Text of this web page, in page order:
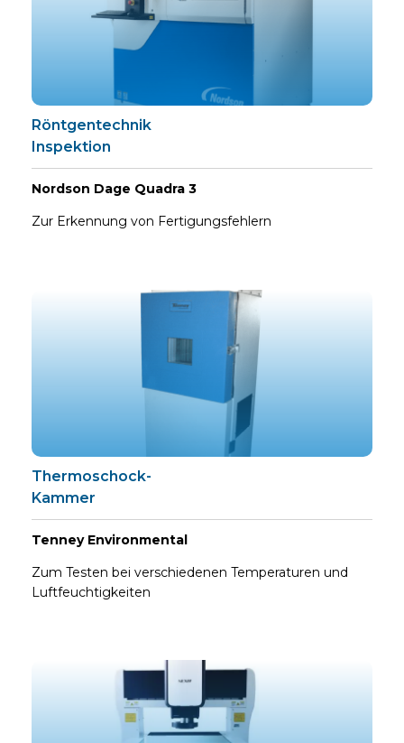
Röntgentechnik
Inspektion
Nordson Dage Quadra 3
Zur Erkennung von Fertigungsfehlern
Thermoschock-
Kammer
Tenney Environmental
Zum Testen bei verschiedenen Temperaturen und
Luftfeuchtigkeiten